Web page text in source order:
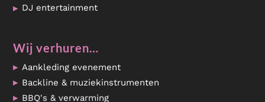
DJ entertainment
Wij verhuren…
Aankleding evenement
Backline & muziekinstrumenten
BBQ's & verwarming